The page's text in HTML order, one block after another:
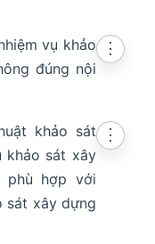
vụ khảo
đúng nội
⋮
khảo sát
khảo sát xây
phù hợp với
sát xây dựng
⋮